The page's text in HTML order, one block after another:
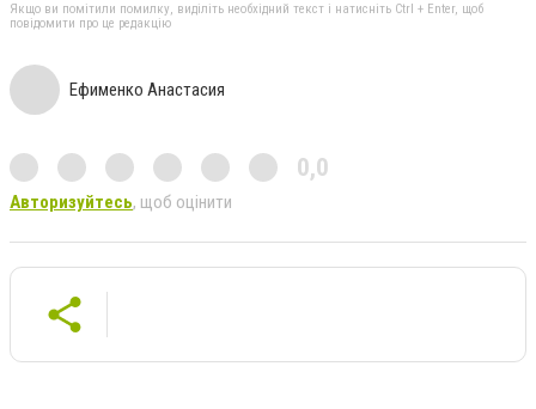
Якщо ви помітили помилку, виділіть необхідний текст і натисніть Ctrl + Enter, щоб
повідомити про це редакцію
Ефименко Анастасия
0,0
Авторизуйтесь, щоб оцінити